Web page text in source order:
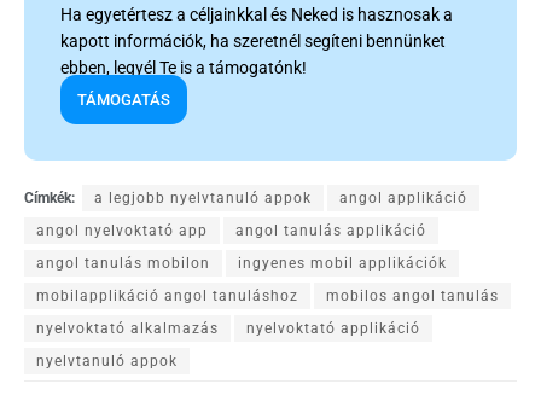
Ha egyetértesz a céljainkkal és Neked is hasznosak a
kapott információk, ha szeretnél segíteni bennünket
ebben, legyél Te is a támogatónk!
TÁMOGATÁS
Címkék: a legjobb nyelvtanuló appok
angol applikáció
angol nyelvoktató app
angol tanulás applikáció
angol tanulás mobilon
ingyenes mobil applikációk
mobilapplikáció angol tanuláshoz
mobilos angol tanulás
nyelvoktató alkalmazás
nyelvoktató applikáció
nyelvtanuló appok